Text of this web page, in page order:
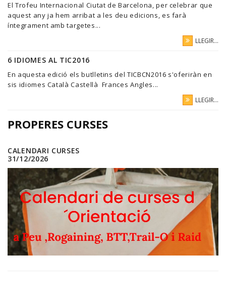
El Trofeu Internacional Ciutat de Barcelona, per celebrar que
aquest any ja hem arribat a les deu edicions, es farà
íntegrament amb targetes...
LLEGIR...
6 IDIOMES AL TIC2016
En aquesta edició els butlletins del TICBCN2016 s'oferiràn en
sis idiomes Català Castellà Frances Angles...
LLEGIR...
PROPERES CURSES
CALENDARI CURSES
31/12/2026